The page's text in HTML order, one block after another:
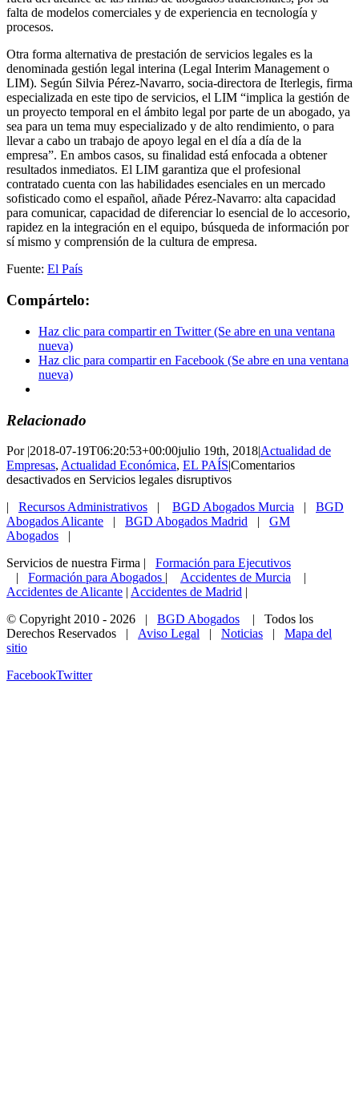
falta de modelos comerciales y de experiencia en tecnología y
procesos.
Otra forma alternativa de prestación de servicios legales es la
denominada gestión legal interina (Legal Interim Management o
LIM). Según Silvia Pérez-Navarro, socia-directora de Iterlegis, firma
especializada en este tipo de servicios, el LIM “implica la gestión de
un proyecto temporal en el ámbito legal por parte de un abogado, ya
sea para un tema muy especializado y de alto rendimiento, o para
llevar a cabo un trabajo de apoyo legal en el día a día de la
empresa”. En ambos casos, su finalidad está enfocada a obtener
resultados inmediatos. El LIM garantiza que el profesional
contratado cuenta con las habilidades esenciales en un mercado
sofisticado como el español, añade Pérez-Navarro: alta capacidad
para comunicar, capacidad de diferenciar lo esencial de lo accesorio,
rapidez en la integración en el equipo, búsqueda de información por
sí mismo y comprensión de la cultura de empresa.
Fuente: El País
Compártelo:
Haz clic para compartir en Twitter (Se abre en una ventana
nueva)
Haz clic para compartir en Facebook (Se abre en una ventana
nueva)
Relacionado
Por |2018-07-19T06:20:53+00:00julio 19th, 2018|Actualidad de
Empresas, Actualidad Económica, EL PAÍS|Comentarios
desactivados en Servicios legales disruptivos
| Recursos Administrativos | BGD Abogados Murcia | BGD
Abogados Alicante | BGD Abogados Madrid | GM
Abogados |
Servicios de nuestra Firma | Formación para Ejecutivos
| Formación para Abogados | Accidentes de Murcia |
Accidentes de Alicante | Accidentes de Madrid |
© Copyright 2010 - 2026 | BGD Abogados | Todos los
Derechos Reservados | Aviso Legal | Noticias | Mapa del
sitio
FacebookTwitter